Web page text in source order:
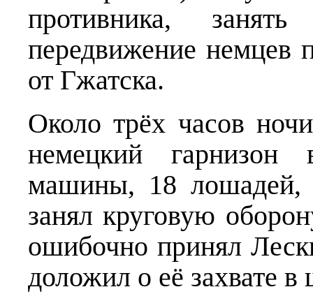
противника,
передвижение немцев
от Гжатска.
Около трёх часов
немецкий
машины, 18 лошадей,
занял круговую
ошибочно принял
доложил о её захвате